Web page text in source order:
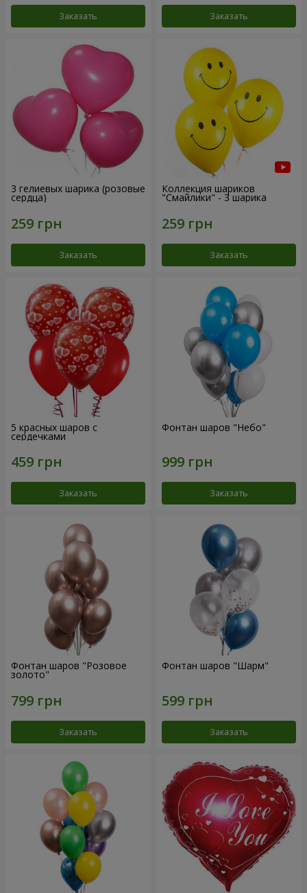
Заказать Заказать
3 гелиевых шарика (розовые
сердца)
Заказать
Коллекция шариков
"Смайлики" - 3 шарика
Заказать
5 красных шаров с
сердечками
Заказать
Фонтан шаров "Небо"
Заказать
Фонтан шаров "Розовое
золото"
Заказать
Фонтан шаров "Шарм"
Заказать